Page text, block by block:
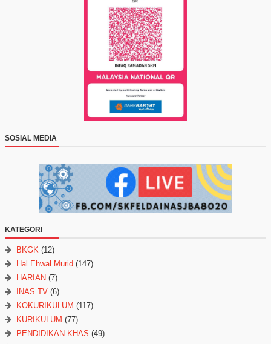
SOSIAL MEDIA
KATEGORI
BKGK (12)
Hal Ehwal Murid (147)
HARIAN (7)
INAS TV (6)
KOKURIKULUM (117)
KURIKULUM (77)
PENDIDIKAN KHAS (49)